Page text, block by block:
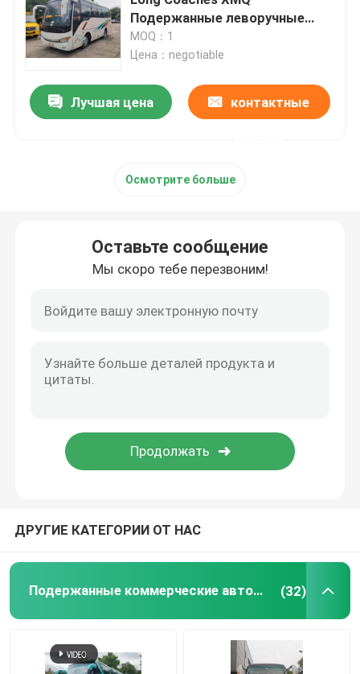
Подержанные коммерческие автобусы
Подержанный автобус
Подержанный мини автобус
Используемый автобус Тойота
Используемый туристический автобус
Подержанные леворучные
автобусы
MOQ：1
Цена：negotiable
Лучшая цена контактные
Осмотрите больше
Оставьте сообщение
Мы скоро тебе перезвоним!
ДРУГИЕ КАТЕГОРИИ ОТ НАС
Подержанные коммерческие автобусы (32)